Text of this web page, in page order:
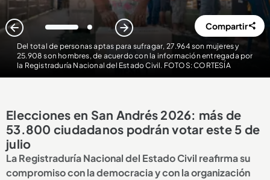
Del total de personas aptas para sufragar, 27.964 son mujeres y
25.908 son hombres, de acuerdo con la información entregada por
la Registraduría Nacional del Estado Civil. FOTOS: CORTESÍA
1 2 Compartir
Elecciones en San Andrés 2026: más de
53.800 ciudadanos podrán votar este 5 de
julio
La Registraduría Nacional del Estado Civil reafirma su
compromiso con la democracia y con la organización